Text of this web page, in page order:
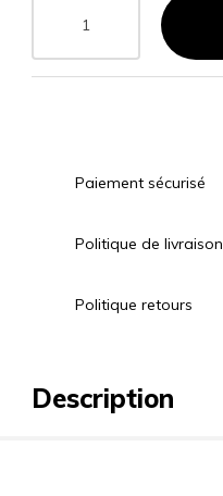
Paiement sécurisé
Politique de livraison
Politique retours
Description